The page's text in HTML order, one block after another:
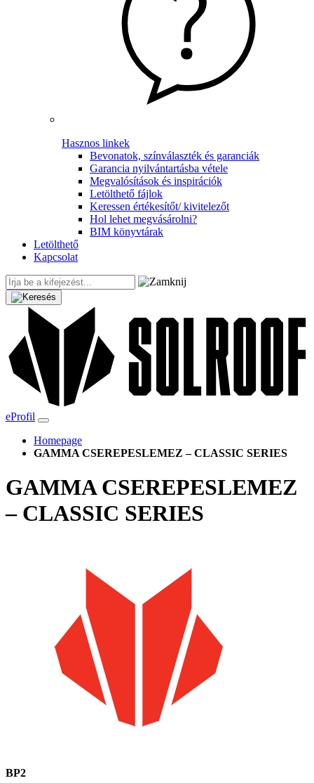
Hasznos linkek
Bevonatok, színválaszték és garanciák
Garancia nyilvántartásba vétele
Megvalósítások és inspirációk
Letölthető fájlok
Keressen értékesítőt/ kivitelezőt
Hol lehet megvásárolni?
BIM könyvtárak
Letölthető
Kapcsolat
eProfil
Homepage
GAMMA CSEREPESLEMEZ – CLASSIC SERIES
GAMMA CSEREPESLEMEZ
– CLASSIC SERIES
BP2